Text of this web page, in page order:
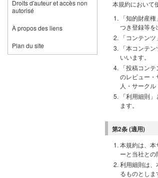
本規約において
「知的財産
つき登録等を
「コンテン
「本コンテ
いいます。
「投稿コン
のレビュー
人・サーク
「利用細則
ます。
第2条 (適用)
本規約は、
ーと当社との
利用細則は
るものとしま
Droits d'auteur et accès non
autorisé
À propos des liens
Plan du site